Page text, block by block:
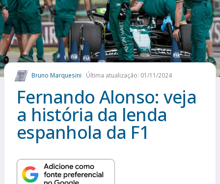
FUTEBOL NACIONAL
FUTEBOL INTERNACIONAL
COMO APOSTAR
MAIS ESPORTES
Bruno Marquesini Última atualização: 01/11/2024
Fernando Alonso: veja
a história da lenda
espanhola da F1